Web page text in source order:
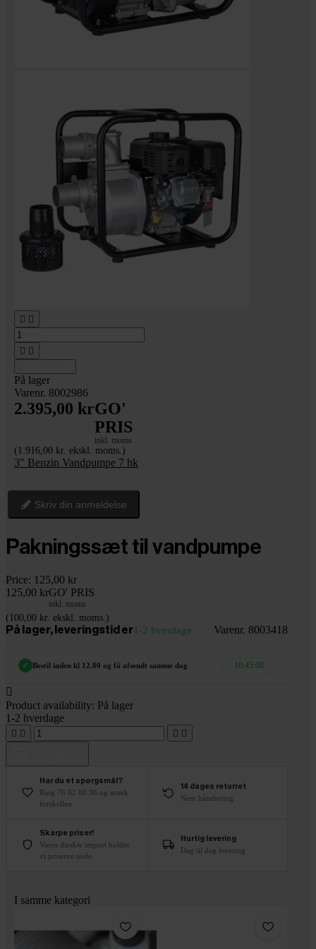
 
 
På lager
Varenr. 8002986
2.395,00 krGO'
PRIS
inkl. moms
(1.916,00 kr. ekskl. moms.)
3" Benzin Vandpumpe 7 hk
Skriv din anmeldelse
Pakningssæt til vandpumpe
Price: 125,00 kr
125,00 krGO' PRIS
inkl. moms
(100,00 kr. ekskl. moms.)
På lager, leveringstid er1-2 hverdage Varenr. 8003418
✓ Bestil inden kl 12.00 og få afsendt samme dag 10:45:07

Product availability: På lager
1-2 hverdage
   
Har du et spørgsmål?
Ring 76 62 00 36 og mærk
forskellen.
14 dages returret
Nem håndtering
Skarpe priser!
Vores direkte import holder
vi priserne nede.
Hurtig levering
Dag til dag levering
I samme kategori